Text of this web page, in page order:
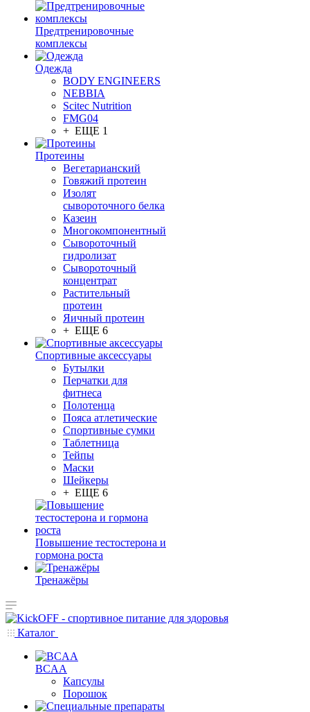
Предтренировочные
комплексы
Одежда
BODY ENGINEERS
NEBBIA
Scitec Nutrition
FMG04
+ ЕЩЕ 1
Протеины
Вегетарианский
Говяжий протеин
Изолят
сывороточного белка
Казеин
Многокомпонентный
Сывороточный
гидролизат
Сывороточный
концентрат
Растительный
протеин
Яичный протеин
+ ЕЩЕ 6
Спортивные аксессуары
Бутылки
Перчатки для
фитнеса
Полотенца
Пояса атлетические
Спортивные сумки
Таблетница
Тейпы
Маски
Шейкеры
+ ЕЩЕ 6
Повышение тестостерона и
гормона роста
Тренажёры
Каталог
BCAA
Капсулы
Порошок